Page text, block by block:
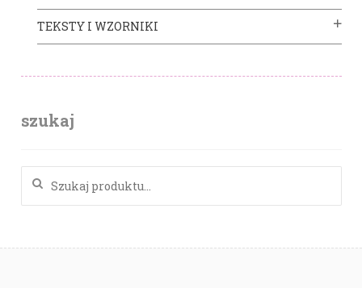
TEKSTY I WZORNIKI
szukaj
Szukaj: